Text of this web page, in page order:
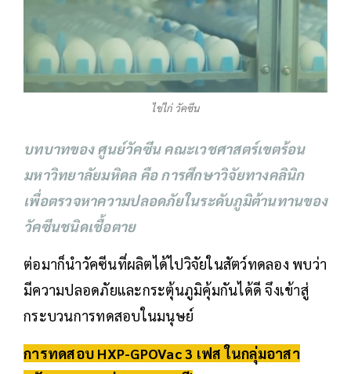
ไข่ไก่ วัคซีน
บทบาทของศูนย์วัคซีน คณะเวชศาสตร์เขตร้อน
มหาวิทยาลัยมหิดลคือ การศึกษาวิจัยทางคลินิก
เพื่อตรวจหาความปลอดภัยในระดับภูมิต้านทานของ
วัคซีนชนิดเชื้อตาย
ต่อมาก็นำวัคซีนที่ผลิตได้ไปวิจัยในสัตว์ทดลอง พบว่า
มีความปลอดภัยและกระตุ้นภูมิคุ้มกันได้ดี จึงเข้าสู่
กระบวนการทดสอบในมนุษย์
การทดสอบ HXP-GPOVac 3 เฟส ในกลุ่มอาสา